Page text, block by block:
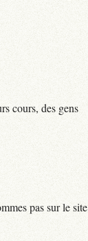
cours, des gens
pas sur le site